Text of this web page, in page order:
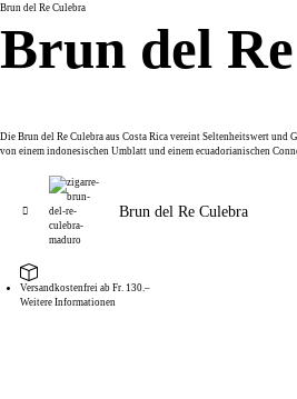
Brun del Re Culebra
Brun del
Die Brun del Re Culebra aus Costa Rica vereint Seltenheitswert
von einem indonesischen Umblatt und einem ecuadorianischen
Brun del Re Culebra
Versandkostenfrei ab Fr. 130.–
Weitere Informationen